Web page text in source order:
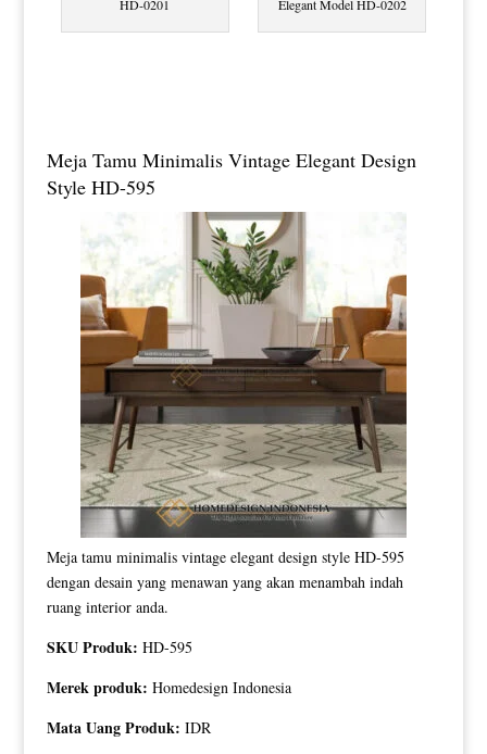
HD-0201
Elegant Model HD-0202
Meja Tamu Minimalis Vintage Elegant Design
Style HD-595
Meja tamu minimalis vintage elegant design style HD-595
dengan desain yang menawan yang akan menambah indah
ruang interior anda.
SKU Produk: HD-595
Merek produk: Homedesign Indonesia
Mata Uang Produk: IDR